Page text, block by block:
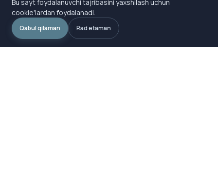
Bu sayt foydalanuvchi tajribasini yaxshilash uchun
cookie'lardan foydalanadi.
Qabul qilaman Rad etaman